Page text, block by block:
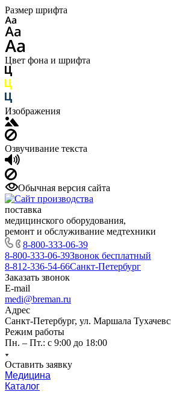
Размер шрифта
Цвет фона и шрифта
Изображения
Озвучивание текста
Обычная версия сайта
поставка
медицинского оборудования,
ремонт и обслуживание медтехники
8-800-333-06-39
8-800-333-06-39Звонок бесплатный
8-812-336-54-66Санкт-Петербург
Заказать звонок
E-mail
medi@breman.ru
Адрес
Санкт-Петербург, ул. Маршала
Режим работы
Пн. – Пт.: с 9:00 до 18:00
Оставить заявку
Медицина
Каталог